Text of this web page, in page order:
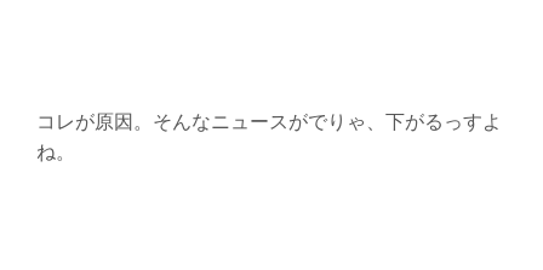
コレが原因。そんなニュースがでりゃ、下がるっすよ
ね。